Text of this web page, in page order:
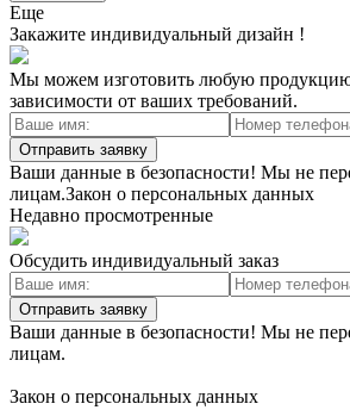
Еще
Закажите индивидуальный дизайн !
Мы можем изготовить любую
зависимости от ваших требований.
Отправить заявку
Ваши данные в безопасности! Мы не
лицам.Закон о персональных данных
Недавно просмотренные
Обсудить индивидуальный заказ
Отправить заявку
Ваши данные в безопасности! Мы не
лицам.
Закон о персональных данных